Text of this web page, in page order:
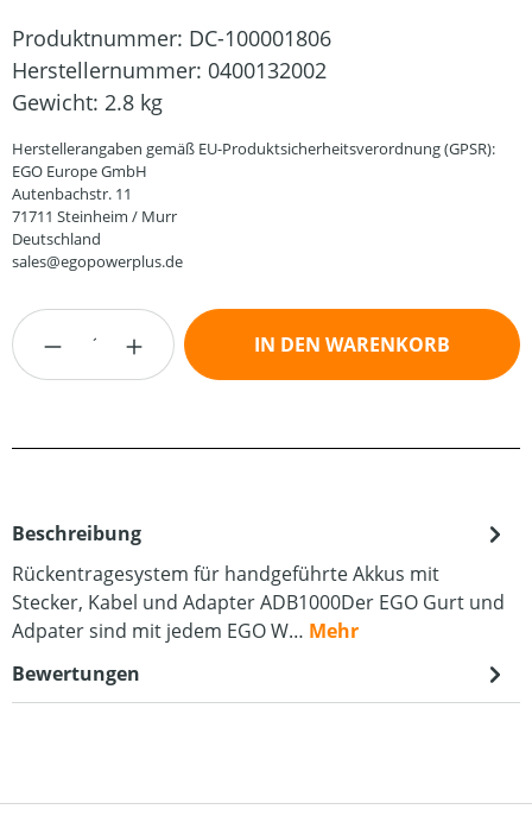
Produktnummer: DC-100001806
Herstellernummer: 0400132002
Gewicht: 2.8 kg
Herstellerangaben gemäß EU-Produktsicherheitsverordnung (GPSR):
EGO Europe GmbH
Autenbachstr. 11
71711 Steinheim / Murr
Deutschland
sales@egopowerplus.de
Produkt Anzahl: Gib den gewünschten
IN DEN WARENKORB
Beschreibung
Rückentragesystem für handgeführte Akkus mit
Stecker, Kabel und Adapter ADB1000Der EGO Gurt und
Adpater sind mit jedem EGO W… Mehr
Bewertungen